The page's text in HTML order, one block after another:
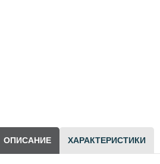
ОПИСАНИЕ ХАРАКТЕРИСТИКИ